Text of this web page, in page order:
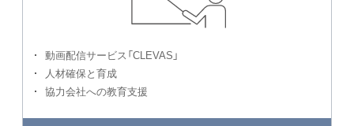
動画配信サービス「CLEVAS」
人材確保と育成
協力会社への教育支援